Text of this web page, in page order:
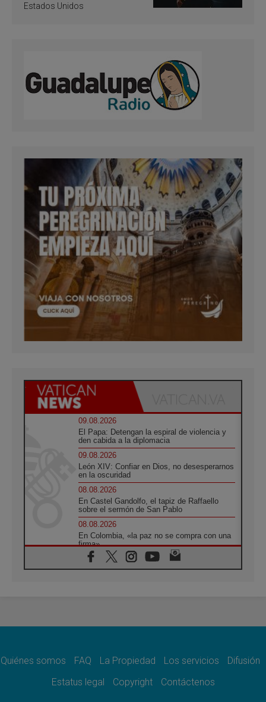
Estados Unidos
09.08.2026
El Papa: Detengan la espiral de violencia y
den cabida a la diplomacia
09.08.2026
León XIV: Confiar en Dios, no desesperarnos
en la oscuridad
08.08.2026
En Castel Gandolfo, el tapiz de Raffaello
sobre el sermón de San Pablo
08.08.2026
En Colombia, «la paz no se compra con una
firma»
08.08.2026
En Venezuela celebraron los 416 años del
08.08.2026
07.08.2026
se convierte en diócesis
Quiénes somos FAQ La Propiedad Los servicios
Difusión
Estatus legal
Copyright Contáctenos